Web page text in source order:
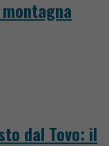
dal Tovo: il